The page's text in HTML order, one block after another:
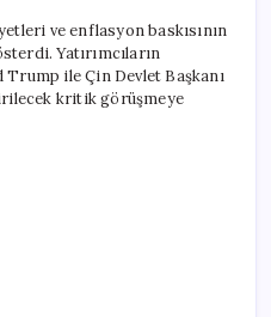
Altın
Fiyatları
için
ve enflasyon baskısının
Yatırımcıların
ile Çin Devlet Başkanı
kritik görüşmeye